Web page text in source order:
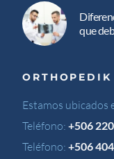
que
ORTHOPEDIK
Estamos ubicados
Teléfono:+506
Teléfono:+506